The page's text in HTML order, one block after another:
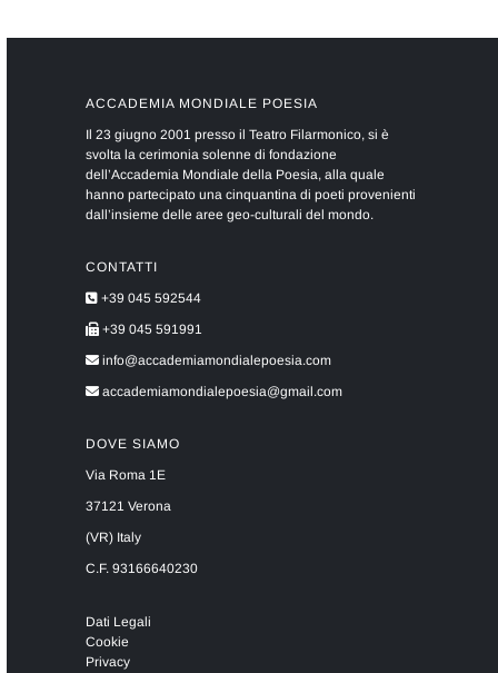
ACCADEMIA MONDIALE POESIA
Il 23 giugno 2001 presso il Teatro Filarmonico, si è
svolta la cerimonia solenne di fondazione
dell’Accademia Mondiale della Poesia, alla quale
hanno partecipato una cinquantina di poeti provenienti
dall’insieme delle aree geo-culturali del mondo.
CONTATTI
+39 045 592544
+39 045 591991
info@accademiamondialepoesia.com
accademiamondialepoesia@gmail.com
DOVE SIAMO
Via Roma 1E
37121 Verona
(VR) Italy
C.F. 93166640230
Dati Legali
Cookie
Privacy